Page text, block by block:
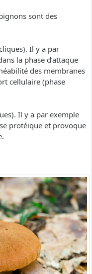
sont des
Il y a par
la phase d’attaque
des membranes
cellulaire (phase
Il y a par exemple
protéique et provoque